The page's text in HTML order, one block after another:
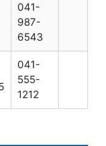
041-
987-
6543
041-
555-
1212